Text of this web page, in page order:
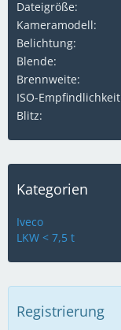
Dateigröße
Kameramodell
Belichtung
Blende
Brennweite
ISO-Empfindlichkeit
Blitz
Kategorien
Iveco
LKW < 7,5 t
Registrierung